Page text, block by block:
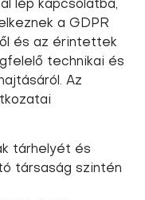
lép kapcsolatba,
a GDPR
és az érintettek
technikai és
Az
tárhelyét és
társaság szintén